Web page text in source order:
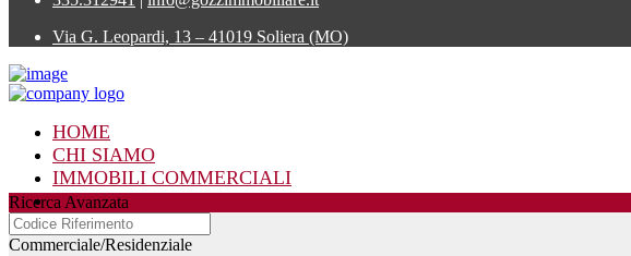
Via G. Leopardi, 13 – 41019 Soliera (MO)
HOME
CHI SIAMO
IMMOBILI COMMERCIALI
IMMOBILI RESIDENZIALI
CONTATTI
Ricerca Avanzata
Commerciale/Residenziale